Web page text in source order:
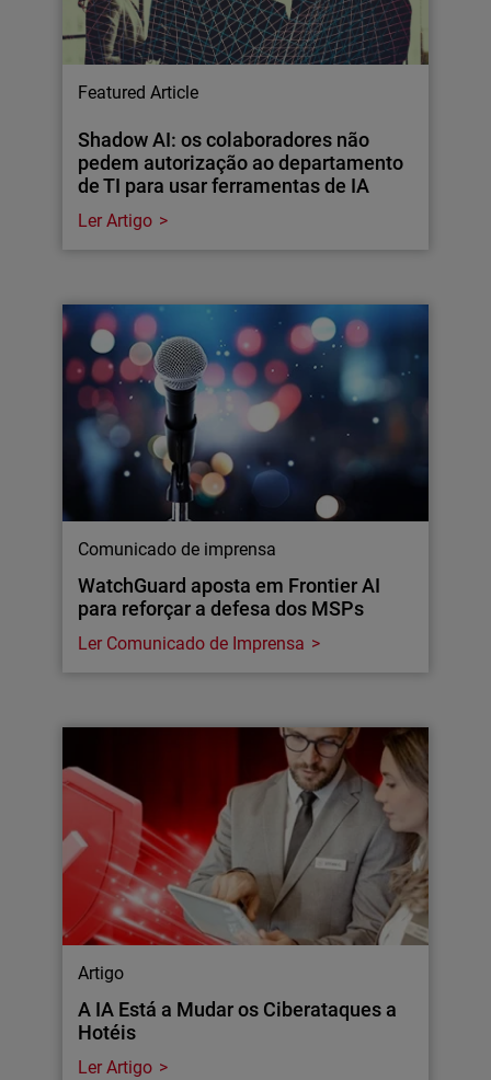
Featured Article
Shadow AI: os colaboradores não
pedem autorização ao departamento
de TI para usar ferramentas de IA
Ler Artigo
Comunicado de imprensa
WatchGuard aposta em Frontier AI
para reforçar a defesa dos MSPs
Ler Comunicado de Imprensa
Artigo
A IA Está a Mudar os Ciberataques a
Hotéis
Ler Artigo